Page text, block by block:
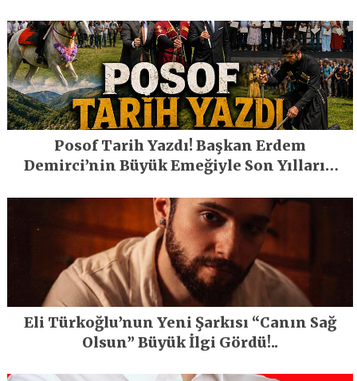
Posof Tarih Yazdı! Başkan Erdem
Demirci’nin Büyük Emeğiyle Son Yılların
Eli Türkoğlu’nun Yeni Şarkısı “Canın Sağ
Olsun” Büyük İlgi Gördü!..